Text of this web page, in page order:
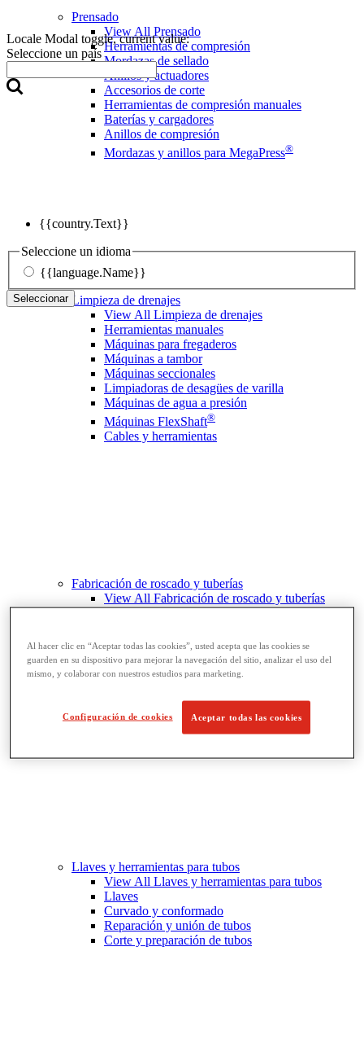
Locale Modal toggle, current value:
Seleccione un país
{{country.Text}}
Seleccione un idioma
{{language.Name}}
Seleccionar
Prensado
View All Prensado
Herramientas de compresión
Mordazas de sellado
Anillos y actuadores
Accesorios de corte
Herramientas de compresión manuales
Baterías y cargadores
Anillos de compresión
Mordazas y anillos para MegaPress®
Limpieza de drenajes
View All Limpieza de drenajes
Herramientas manuales
Máquinas para fregaderos
Máquinas a tambor
Máquinas seccionales
Limpiadoras de desagües de varilla
Máquinas de agua a presión
Máquinas FlexShaft®
Cables y herramientas
Fabricación de roscado y tuberías
View All Fabricación de roscado y tuberías
Roscado
Doblado y corte de agujeros
Prensas y soportes de tornillo para tubos
Corte y fabricación de tubos
Llaves y herramientas para tubos
View All Llaves y herramientas para tubos
Llaves
Curvado y conformado
Reparación y unión de tubos
Corte y preparación de tubos
Al hacer clic en “Aceptar todas las cookies”, usted acepta que las cookies se
guarden en su dispositivo para mejorar la navegación del sitio, analizar el uso del
mismo, y colaborar con nuestros estudios para marketing.
Configuración de cookies Aceptar todas las cookies